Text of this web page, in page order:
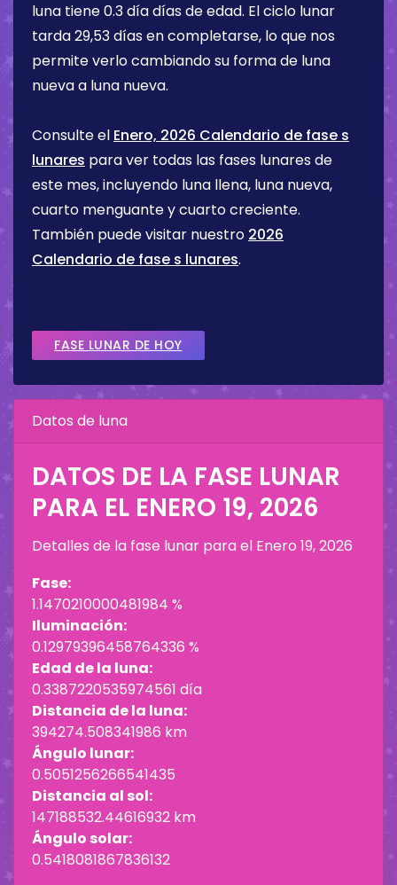
luna tiene0.3 díadías de edad. El ciclo lunar
tarda 29,53 días en completarse, lo que nos
permite verlo cambiando su forma de luna
nueva a luna nueva.
Consulte el Enero, 2026 Calendario de fase s
lunares para ver todas las fases lunares de
este mes, incluyendo luna llena, luna nueva,
cuarto menguante y cuarto creciente.
También puede visitar nuestro 2026
Calendario de fase s lunares.
FASE LUNAR DE HOY
Datos de luna
DATOS DE LA FASE LUNAR
PARA EL ENERO 19, 2026
Detalles de la fase lunar para el Enero 19, 2026
Fase:
1.1470210000481984 %
Iluminación:
0.12979396458764336 %
Edad de la luna:
0.3387220535974561 día
Distancia de la luna:
394274.508341986 km
Ángulo lunar:
0.5051256266541435
Distancia al sol:
147188532.44616932 km
Ángulo solar:
0.5418081867836132